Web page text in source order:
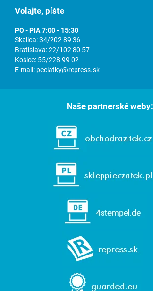
Volajte, píšte
PO - PIA 7:00 - 15:30
Skalica:34/202 89 36
Bratislava:22/102 80 57
Košice: 55/228 99 02
E-mail: peciatky@repress.sk
Naše partnerské weby: